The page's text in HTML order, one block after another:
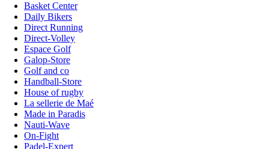
Basket Center
Daily Bikers
Direct Running
Direct-Volley
Espace Golf
Galop-Store
Golf and co
Handball-Store
House of rugby
La sellerie de Maé
Made in Paradis
Nauti-Wave
On-Fight
Padel-Expert